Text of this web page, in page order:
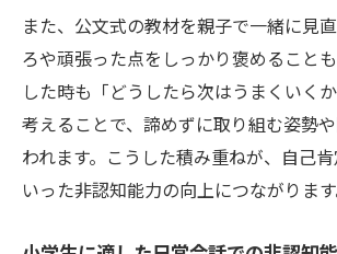
また、公文式の教材を親子で一緒に見
ろや頑張った点をしっかり褒めること
した時も「どうしたら次はうまくいく
考えることで、諦めずに取り組む姿勢
われます。こうした積み重ねが、自己
いった非認知能力の向上につながります